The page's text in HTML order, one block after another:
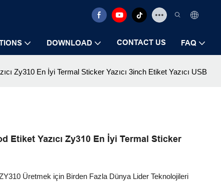
DOWNLOAD CONTACT US FAQ
Zy310 En İyi Termal Sticker Yazıcı 3inch Etiket Yazıcı USB
Etiket Yazıcı Zy310 En İyi Termal Sticker
Üretmek için Birden Fazla Dünya Lider Teknolojileri